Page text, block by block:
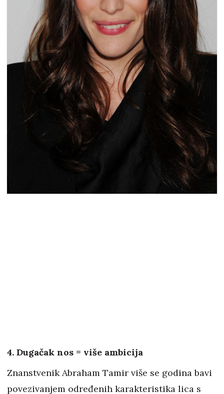
4. Dugačak nos = više ambicija
Znanstvenik Abraham Tamir više se godina bavi
povezivanjem određenih karakteristika lica s